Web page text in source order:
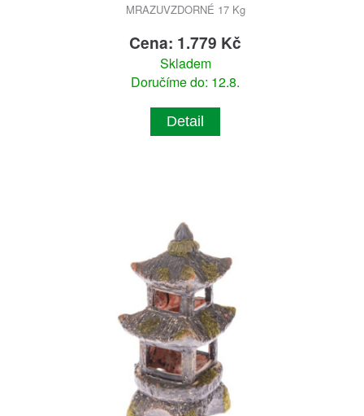
MRAZUVZDORNÉ 17 Kg
Cena: 1.779 Kč
Skladem
Doručíme do: 12.8.
Detail